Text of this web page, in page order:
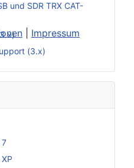
und SDR TRX CAT-
(3.x)
7
Impressum